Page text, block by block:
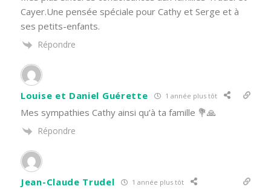
Cayer.Une pensée spéciale pour Cathy et Serge et à
ses petits-enfants.
Répondre
Louise et Daniel Guérette 1 année plus tôt
Mes sympathies Cathy ainsi qu’à ta famille 💐🙏
Répondre
Jean-Claude Trudel 1 année plus tôt